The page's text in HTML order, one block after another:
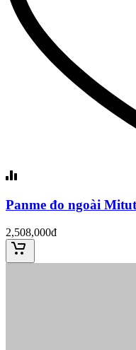
Panme đo ngoài
2,508,000đ